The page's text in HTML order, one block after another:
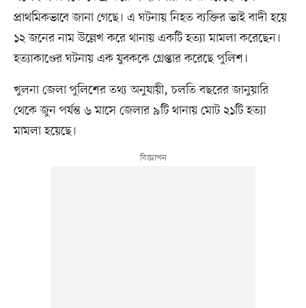
প্রাথমিকভাবে জানা গেছে। এ ঘটনায় নিহত ব্যক্তির ভাই বাদী হয়ে
১২ জনের নাম উল্লেখ করে থানায় একটি হত্যা মামলা করেছেন।
হত্যাকাণ্ডের ঘটনায় এক যুবককে গ্রেপ্তার করেছে পুলিশ।
খুলনা জেলা পুলিশের তথ্য অনুযায়ী, চলতি বছরের জানুয়ারি
থেকে জুন পর্যন্ত ৬ মাসে জেলার ৯টি থানায় মোট ২১টি হত্যা
মামলা হয়েছে।